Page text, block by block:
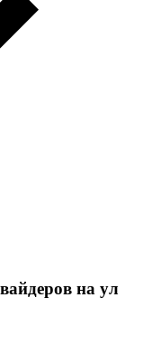
на ул